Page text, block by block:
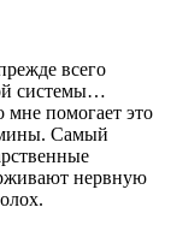
всего
системы…
мне помогает это
Самый
нервную